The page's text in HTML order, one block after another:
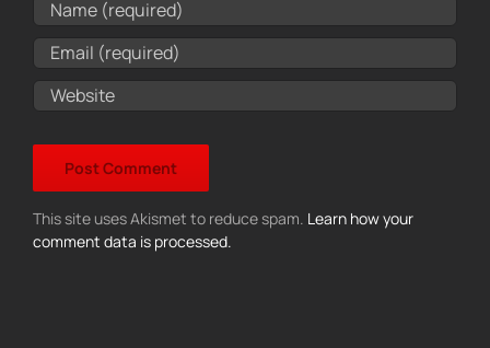
This site uses Akismet to reduce spam. Learn how your
comment data is processed.